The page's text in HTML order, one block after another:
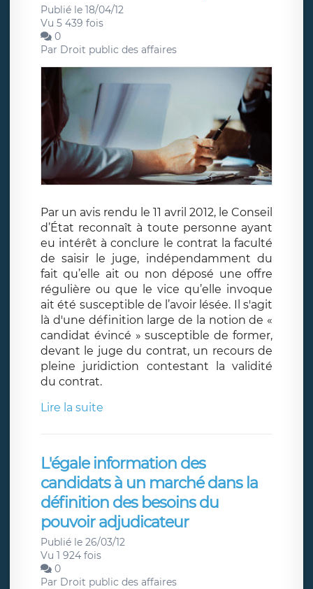
Publié le 18/04/12
Vu 5 439 fois
0
Par Droit public des affaires
Par un avis rendu le 11 avril 2012, le Conseil
d’État reconnaît à toute personne ayant
eu intérêt à conclure le contrat la faculté
de saisir le juge, indépendamment du
fait qu’elle ait ou non déposé une offre
régulière ou que le vice qu’elle invoque
ait été susceptible de l’avoir lésée. Il s'agit
là d'une définition large de la notion de «
candidat évincé » susceptible de former,
devant le juge du contrat, un recours de
pleine juridiction contestant la validité
du contrat.
Lire la suite
L'égale information des
candidats à un marché dans la
définition des besoins du
pouvoir adjudicateur
Publié le 26/03/12
Vu 1 924 fois
0
Par Droit public des affaires